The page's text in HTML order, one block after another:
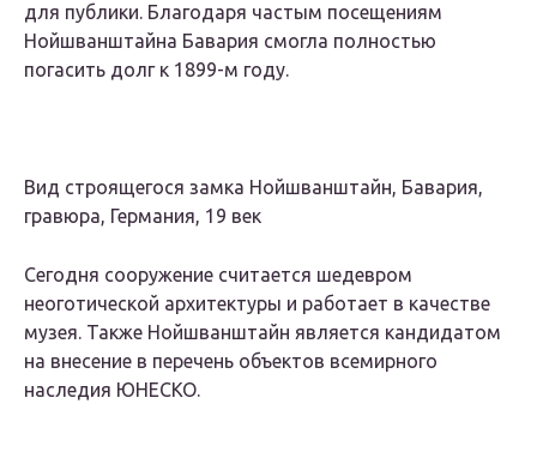
для публики. Благодаря частым посещениям
Нойшванштайна Бавария смогла полностью
погасить долг к 1899-м году.
Вид строящегося замка Нойшванштайн, Бавария,
гравюра, Германия, 19 век
Сегодня сооружение считается шедевром
неоготической архитектуры и работает в качестве
музея. Также Нойшванштайн является кандидатом
на внесение в перечень объектов всемирного
наследия ЮНЕСКО.